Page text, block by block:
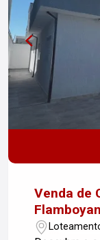
comércios e
bem
financiamento Venha conhecer esta oportunidade
única e se
uma visita e
Venda de